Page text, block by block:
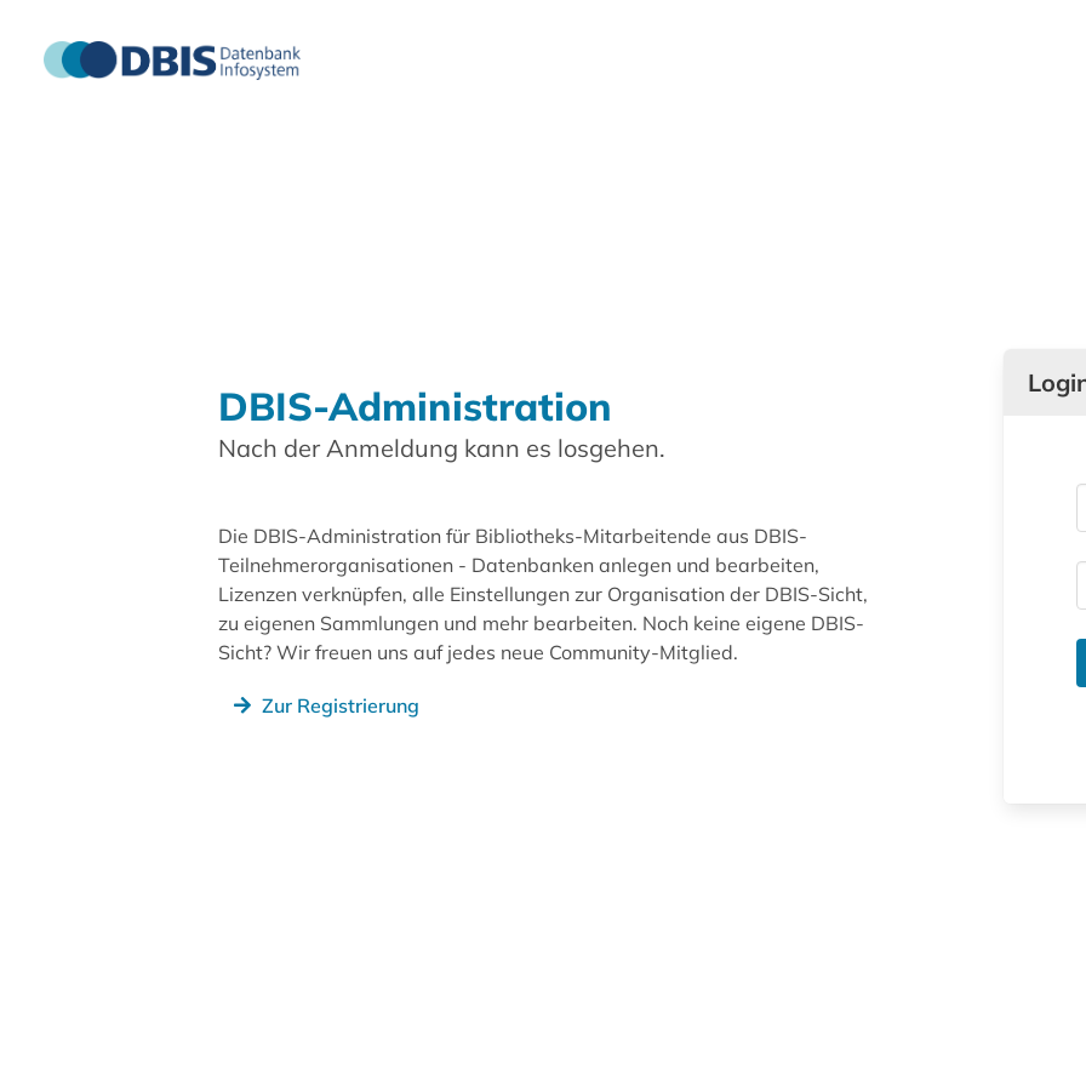
DBIS-Administration
Nach der Anmeldung kann es losgehen.
Die DBIS-Administration für Bibliotheks-Mitarbeitende aus DBIS-
Teilnehmerorganisationen - Datenbanken anlegen und bearbeiten,
Lizenzen verknüpfen, alle Einstellungen zur Organisation der DBIS-Sicht,
zu eigenen Sammlungen und mehr bearbeiten. Noch keine eigene DBIS-
Sicht? Wir freuen uns auf jedes neue Community-Mitglied.
Zur Registrierung